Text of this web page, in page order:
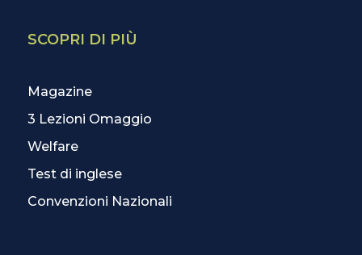
SCOPRI DI PIÙ
Magazine
3 Lezioni Omaggio
Welfare
Test di inglese
Convenzioni Nazionali